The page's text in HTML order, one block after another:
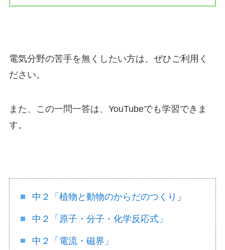
電気分野の苦手を無くしたい方は、ぜひご利用く
ださい。
また、この一問一答は、YouTubeでも学習できま
す。
中２「植物と動物のからだのつくり 」
中２「原子・分子・化学反応式」
中２「電流・磁界」